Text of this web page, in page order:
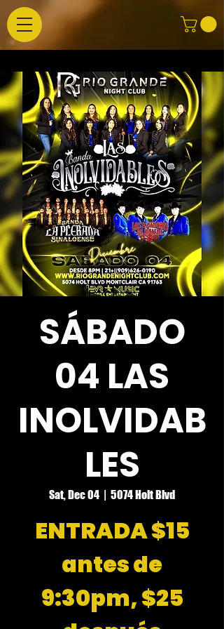
SÁBADO
04 LAS
INOLVIDAB
LES
Sat, Dec 04 5074 Holt Blvd
ENTRADA $15
antes de
9:30pm, $25